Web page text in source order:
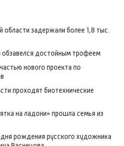
области задержали более 1,8 тыс.
обзавелся достойным трофеем
нового проекта по
проходят биотехнические
на ладони» прошла семья из
дня рождения русского художника